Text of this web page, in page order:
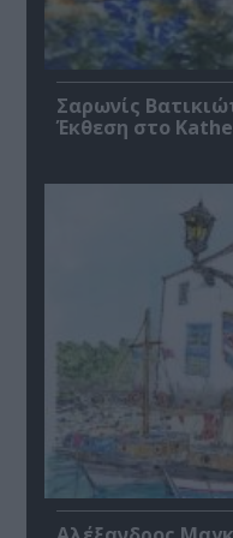
Σαρωνίς
Έκθεση στο